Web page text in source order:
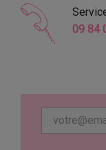
09 84